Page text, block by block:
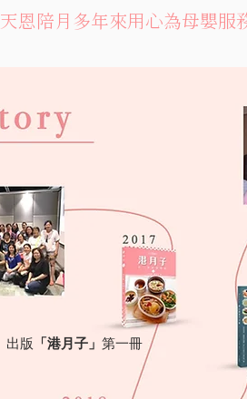
天恩陪月多年來用心為母嬰服
出版 「港月子」 第一冊